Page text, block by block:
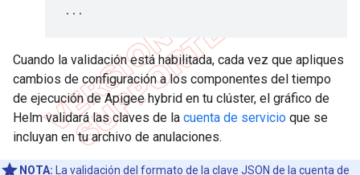
...
Cuando la validación está habilitada, cada vez que apliques
cambios de configuración a los componentes del tiempo
de ejecución de Apigee hybrid en tu clúster, el gráfico de
Helm validará las claves de la cuenta de servicio que se
incluyan en tu archivo de anulaciones.
NOTA: La validación del formato de la clave JSON de la cuenta de